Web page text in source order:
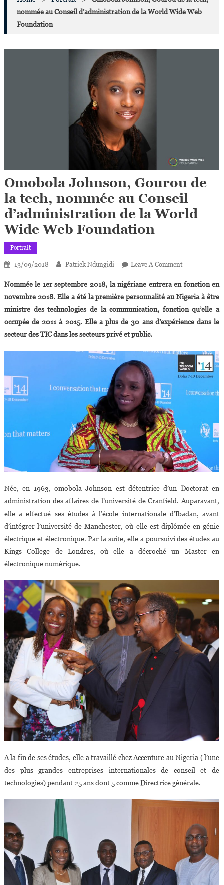
nommée au Conseil d’administration de la World Wide Web
Foundation
Omobola Johnson, Gourou de
la tech, nommée au Conseil
d’administration de la World
Wide Web Foundation
Portrait
13/09/2018 Patrick Ndungidi Leave A CommentOn
Johnson,
Gourou De
La
Tech,
Conseil
De
La
Foundation
Nommée le 1er septembre 2018, la nigériane entrera en fonction en
novembre 2018. Elle a été la première personnalité au Nigeria à être
ministre des technologies de la communication, fonction qu’elle a
occupée de 2011 à 2015. Elle a plus de 30 ans d’expérience dans le
secteur des TIC dans les secteurs privé et public.
Née, en 1963, omobola Johnson est détentrice d’un Doctorat en
administration des affaires de l’université de Cranfield. Auparavant,
elle a effectué ses études à l’école internationale d’Ibadan, avant
d’intégrer l’université de Manchester, où elle est diplômée en génie
électrique et électronique. Par la suite, elle a poursuivi des études au
Kings College de Londres, où elle a décroché un Master en
électronique numérique.
A la fin de ses études, elle a travaillé chez Accenture au Nigeria ( l’une
des plus grandes entreprises internationales de conseil et de
technologies) pendant 25 ans dont 5 comme Directrice générale.